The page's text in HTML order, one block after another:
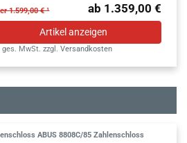
1.599,00 € ¹ ab 1.359,00 €
Artikel anzeigen
ges. MwSt. zzgl.Versandkosten
ABUS 8808C/85 Zahlenschloss